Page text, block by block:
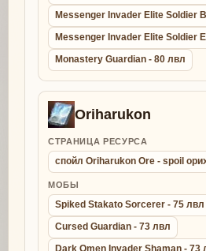
Messenger Invader Elite Soldier
Messenger Invader Elite Soldier
Monastery Guardian - 80 лвл
Oriharukon
СТРАНИЦА РЕСУРСА
спойл Oriharukon Ore - spoil
МОБЫ
Spiked Stakato Sorcerer - 75 лвл
Cursed Guardian - 73 лвл
Dark Omen Invader Shaman - 73